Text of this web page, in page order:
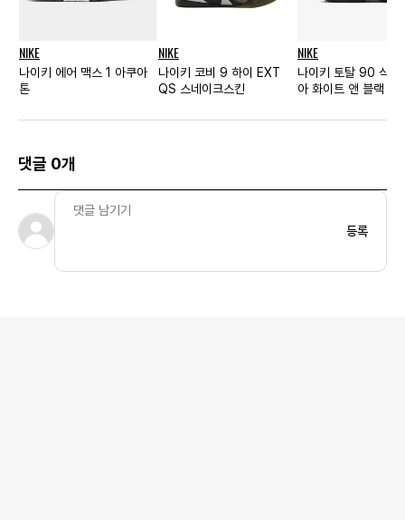
NIKE
나이키 에어 맥스 1 아쿠아
톤
NIKE
나이키 코비 9 하이 EXT
QS 스네이크스킨
NIKE
나이키 토탈 90 샥스
아 화이트 앤 블랙 우
댓글 0개
등록